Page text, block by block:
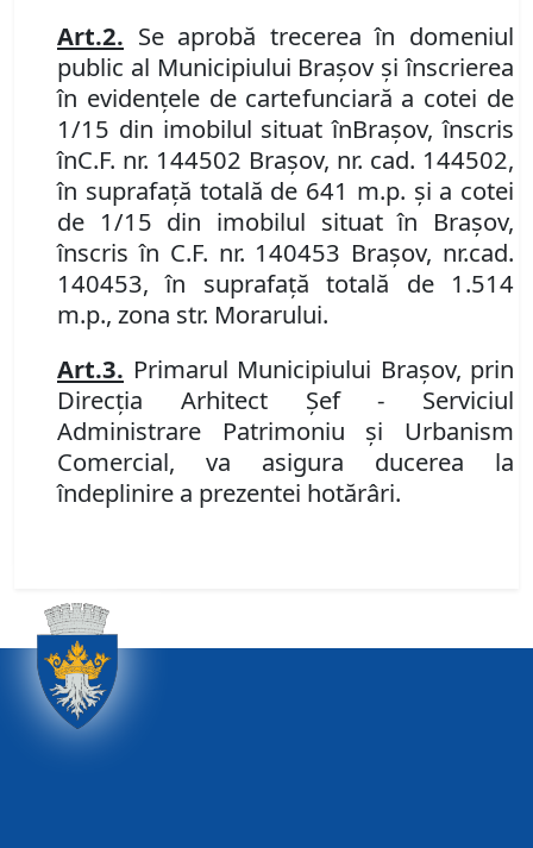
Art.2. Se aprobă trecerea în domeniul
public al Municipiului Braşov şi înscrierea
în evidenţele de cartefunciară a cotei de
1/15 din imobilul situat înBraşov, înscris
înC.F. nr. 144502 Brașov, nr. cad. 144502,
în suprafață totală de 641 m.p. și a cotei
de 1/15 din imobilul situat în Brașov,
înscris în C.F. nr. 140453 Brașov, nr.cad.
140453, în suprafață totală de 1.514
m.p., zona str. Morarului.
Art.3. Primarul Municipiului Braşov, prin
Direcţia Arhitect Şef - Serviciul
Administrare Patrimoniu şi Urbanism
Comercial, va asigura ducerea la
îndeplinire a prezentei hotărâri.